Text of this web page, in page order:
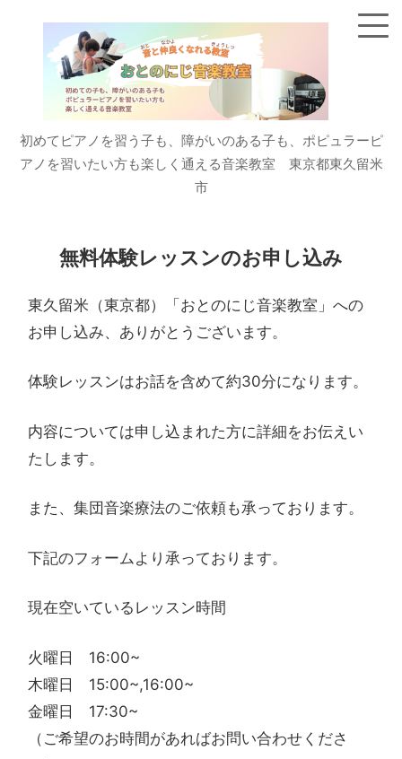
初めてピアノを習う子も、障がいのある子も、ポピュラーピ
アノを習いたい方も楽しく通える音楽教室 東京都東久留米
市
無料体験レッスンのお申し込み
東久留米（東京都）「おとのにじ音楽教室」への
お申し込み、ありがとうございます。
体験レッスンはお話を含めて約30分になります。
内容については申し込まれた方に詳細をお伝えい
たします。
また、集団音楽療法のご依頼も承っております。
下記のフォームより承っております。
現在空いているレッスン時間
火曜日 16:00~
木曜日 15:00~,16:00~
金曜日 17:30~
（ご希望のお時間があればお問い合わせくださ